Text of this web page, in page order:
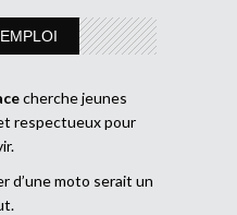
cherche jeunes
respectueux pour
d’une moto serait un